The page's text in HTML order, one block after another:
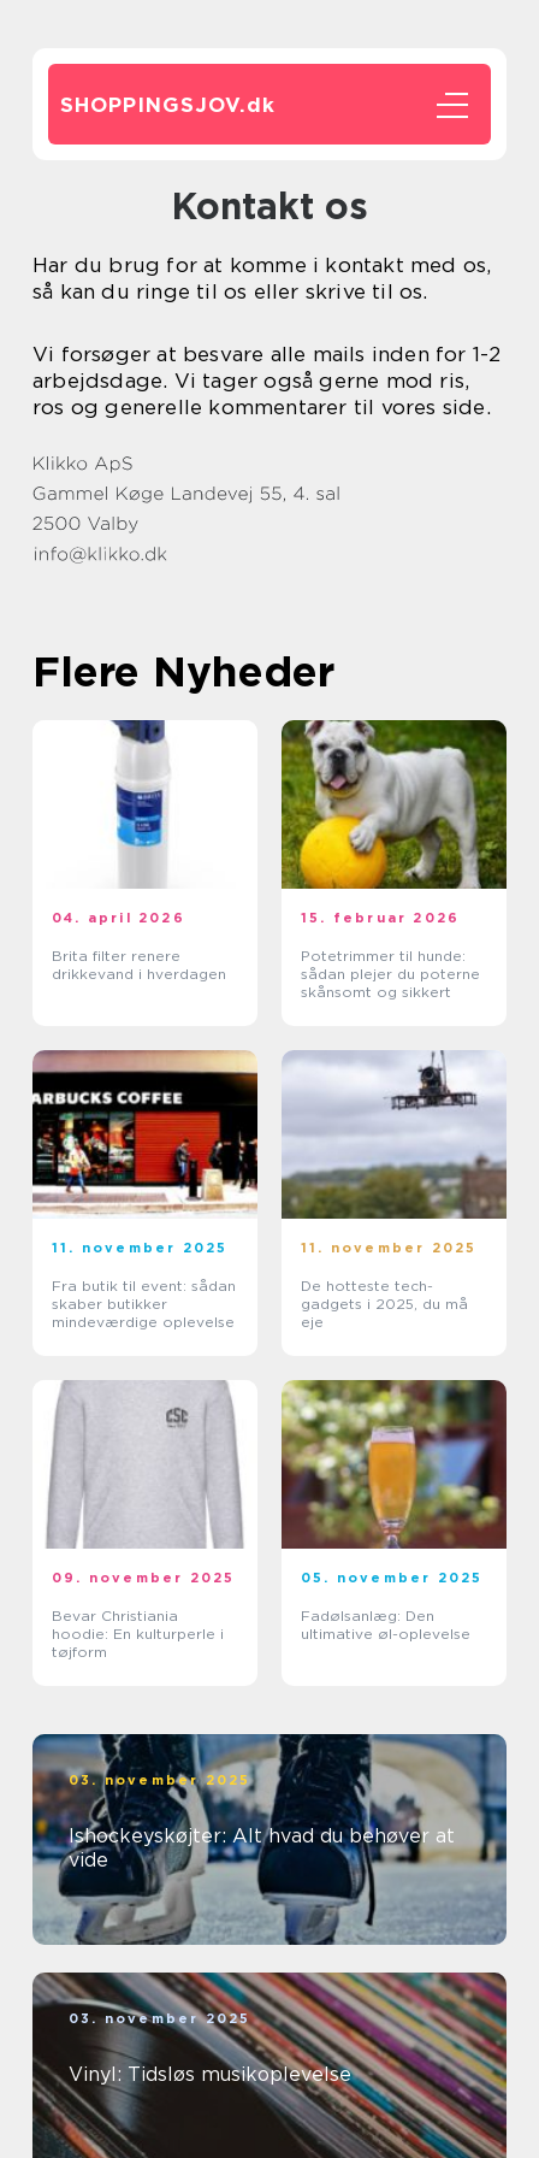
SHOPPINGSJOV.dk
Kontakt os
Har du brug for at komme i kontakt med os,
så kan du ringe til os eller skrive til os.
Vi forsøger at besvare alle mails inden for 1-2
arbejdsdage. Vi tager også gerne mod ris,
ros og generelle kommentarer til vores side.
Flere Nyheder
04. april 2026
Brita filter renere
drikkevand i hverdagen
15. februar 2026
Potetrimmer til hunde:
sådan plejer du poterne
skånsomt og sikkert
11. november 2025
Fra butik til event: sådan
skaber butikker
mindeværdige oplevelse
11. november 2025
De hotteste tech-
gadgets i 2025, du må
eje
09. november 2025
Bevar Christiania
hoodie: En kulturperle i
tøjform
05. november 2025
Fadølsanlæg: Den
ultimative øl-oplevelse
03. november 2025
Ishockeyskøjter: Alt hvad du behøver at
vide
03. november 2025
Vinyl: Tidsløs musikoplevelse